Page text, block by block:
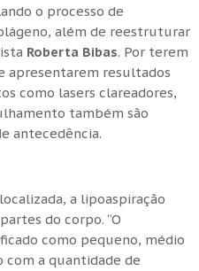
o processo de
além de reestruturar
Roberta Bibas. Por terem
apresentarem resultados
como lasers clareadores,
também são
antecedência.
a lipoaspiração
do corpo. “O
como pequeno, médio
com a quantidade de